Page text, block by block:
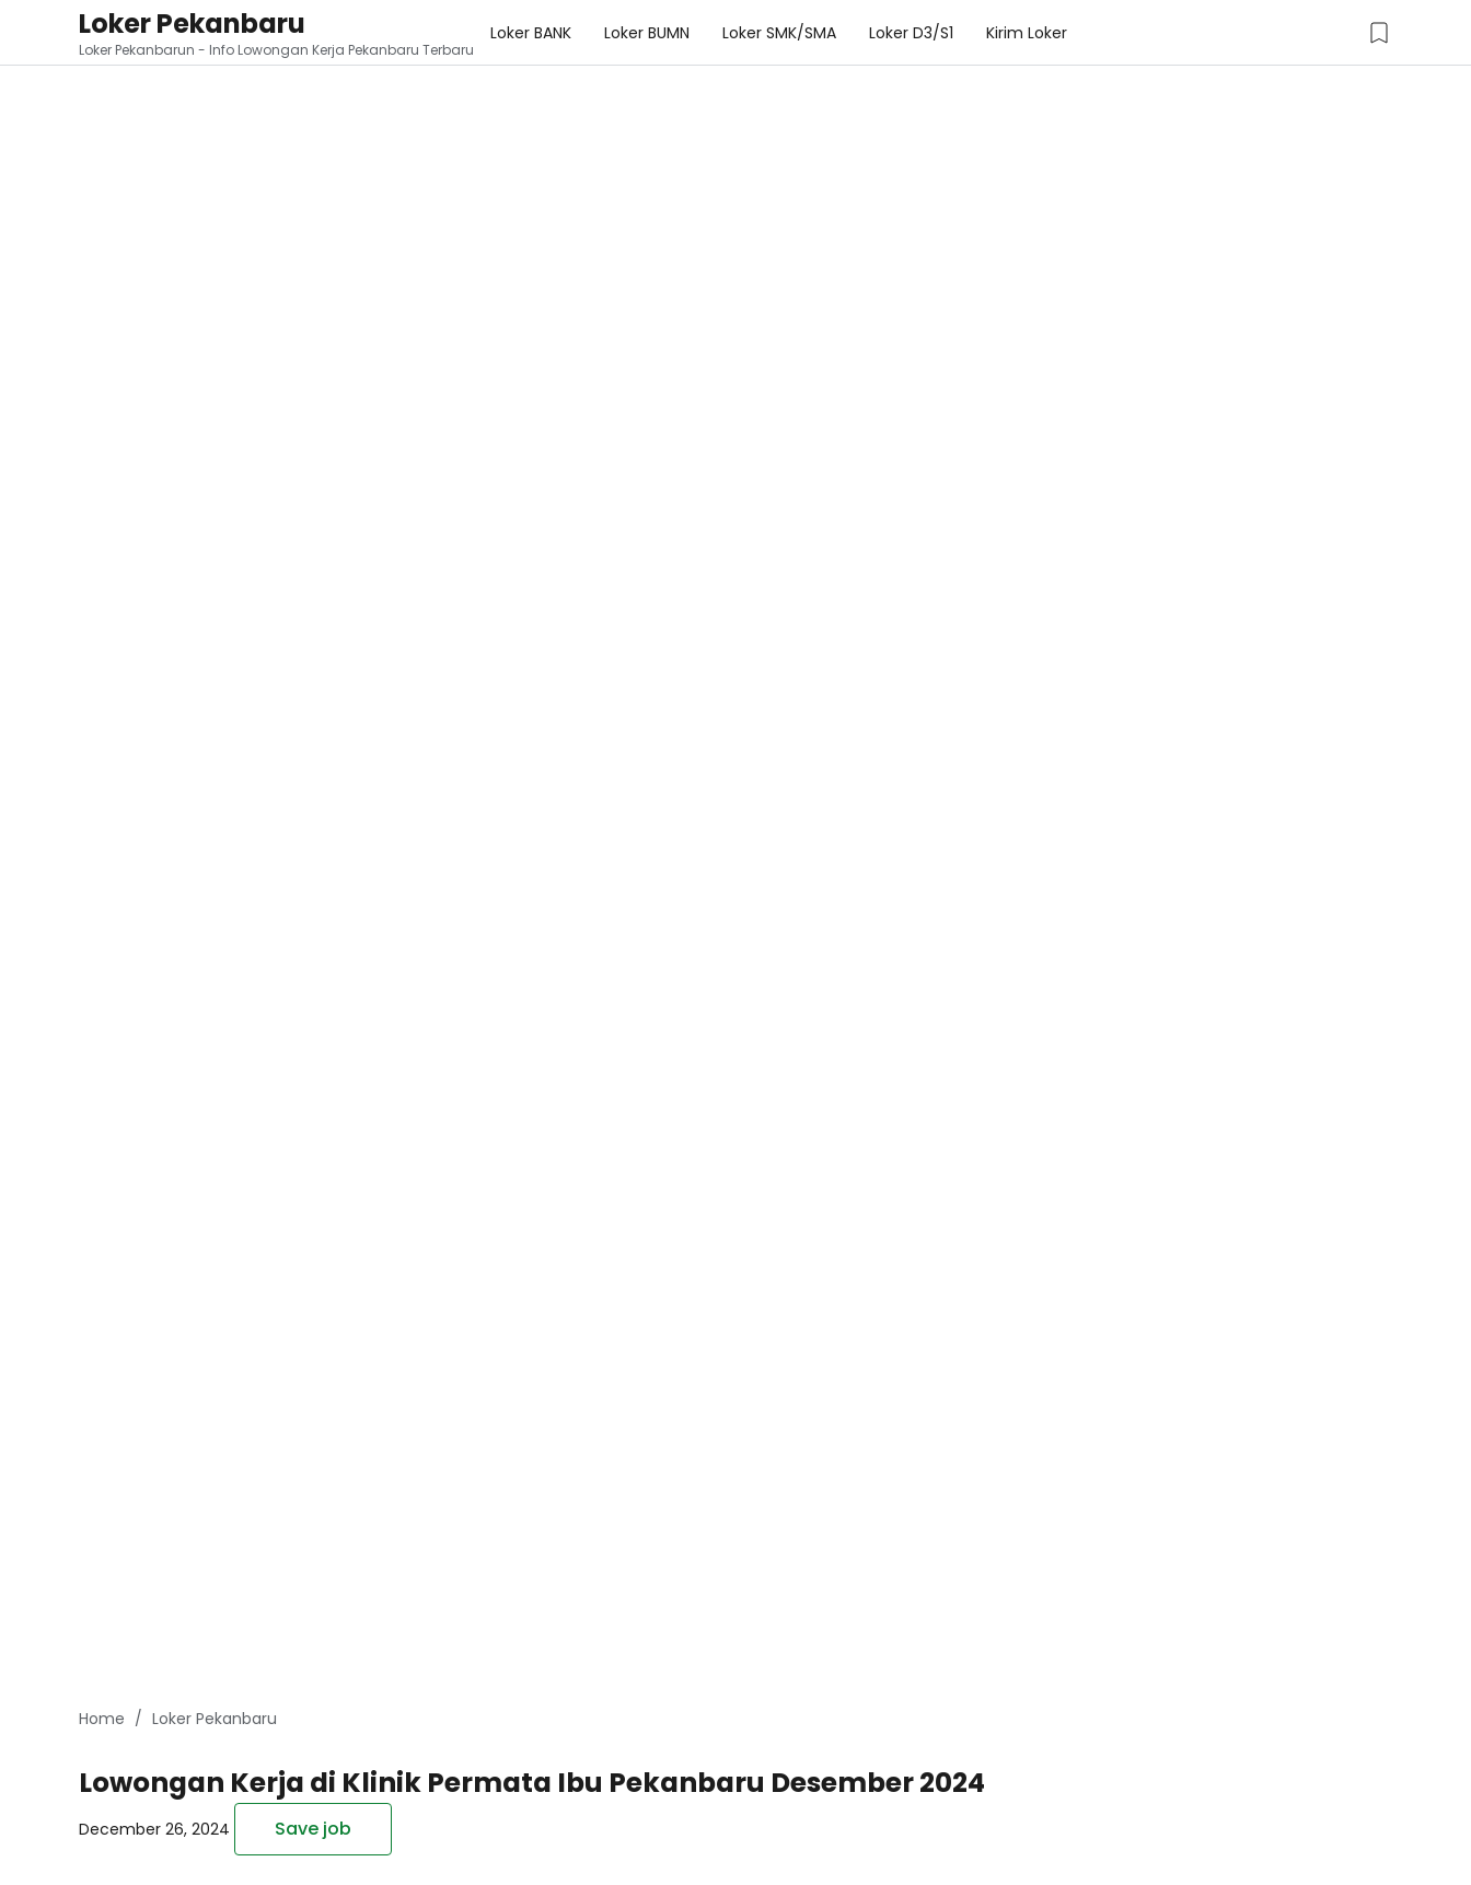
Loker Pekanbaru
Loker Pekanbarun - Info Lowongan Kerja Pekanbaru Terbaru
Loker BANK Loker BUMN Loker SMK/SMA Loker D3/S1 Kirim Loker
Home Loker Pekanbaru
Lowongan Kerja di Klinik Permata Ibu Pekanbaru Desember 2024
December 26, 2024 Save job